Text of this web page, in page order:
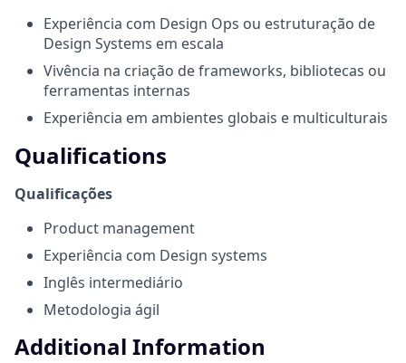
Experiência com Design Ops ou estruturação de
Design Systems em escala
Vivência na criação de frameworks, bibliotecas ou
ferramentas internas
Experiência em ambientes globais e multiculturais
Qualifications
Qualificações
Product management
Experiência com Design systems
Inglês intermediário
Metodologia ágil
Additional Information